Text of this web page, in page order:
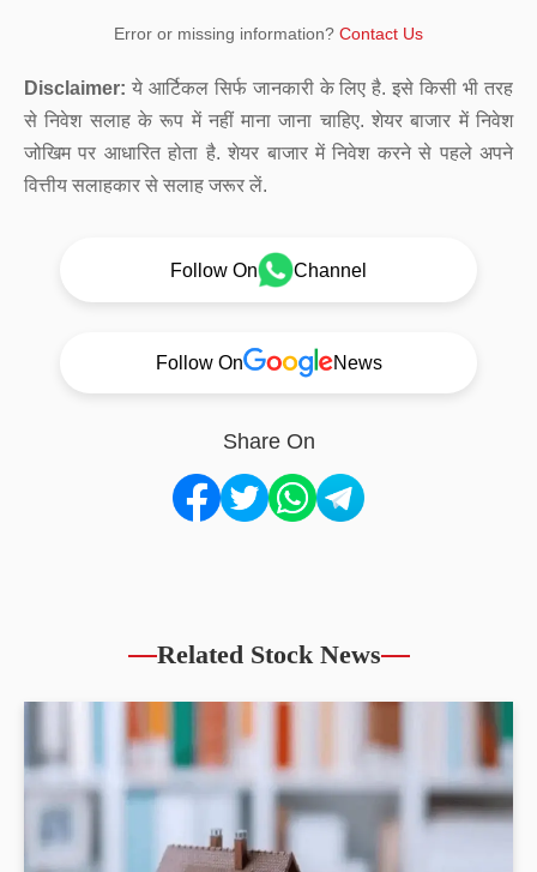
Error or missing information? Contact Us
Disclaimer: ये आर्टिकल सिर्फ जानकारी के लिए है. इसे किसी भी तरह
से निवेश सलाह के रूप में नहीं माना जाना चाहिए. शेयर बाजार में निवेश
जोखिम पर आधारित होता है. शेयर बाजार में निवेश करने से पहले अपने
वित्तीय सलाहकार से सलाह जरूर लें.
Follow On Channel
Follow On News
Share On
Related Stock News